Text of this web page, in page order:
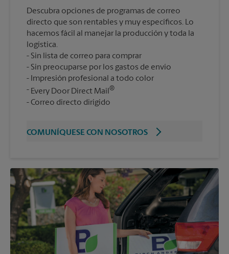
Descubra opciones de programas de correo
directo que son rentables y muy específicos. Lo
hacemos fácil al manejar la producción y toda la
logística.
Sin lista de correo para comprar
Sin preocuparse por los gastos de envío
Impresión profesional a todo color
Every Door Direct Mail ®
Correo directo dirigido
COMUNÍQUESE CON NOSOTROS